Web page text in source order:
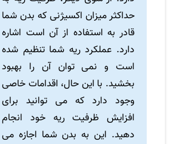
حداکثر میزان اکسیژنی که بدن شما
قادر به استفاده از آن است اشاره
دارد. عملکرد ریه شما تنظیم شده
است و نمی توان آن را بهبود
بخشید. با این حال، اقدامات خاصی
وجود دارد که می توانید برای
افزایش ظرفیت ریه خود انجام
دهید. این به بدن شما اجازه می